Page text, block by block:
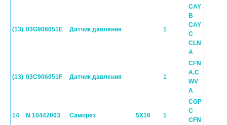
(13) 03G906051E Датчик давления 1
CAY
B
CAY
C
CLN
A
(13) 03C906051F Датчик давления 1
CFN
A,C
WV
A
14 N 10442003 Cаморез 5X16 1
CGP
C
CFN